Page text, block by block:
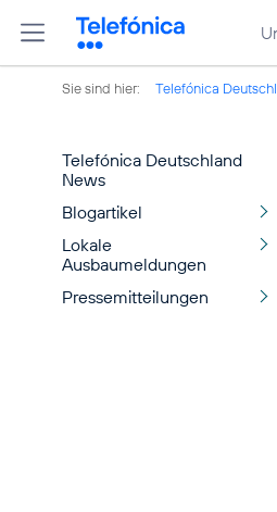
Sie sind hier: Telefónica
Telefónica Deutschland
News
Blogartikel
Lokale
Ausbaumeldungen
Pressemitteilungen